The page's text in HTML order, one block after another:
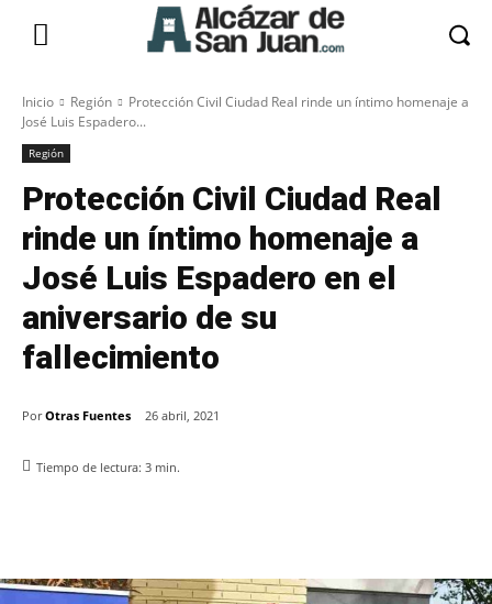
Inicio Región
Protección Civil Ciudad Real rinde un íntimo homenaje a
José Luis Espadero...
Región
Protección Civil Ciudad Real
rinde un íntimo homenaje a
José Luis Espadero en el
aniversario de su
fallecimiento
Por Otras Fuentes 26 abril, 2021
Tiempo de lectura: 3 min.